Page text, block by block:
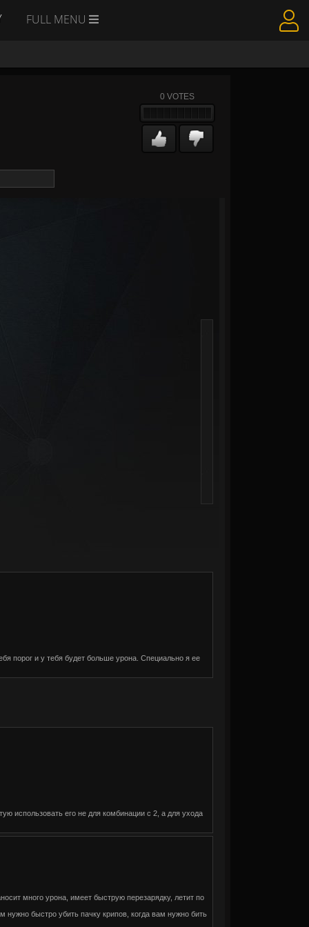
FULL MENU
0 VOTES
порог и у тебя будет больше урона. Специально я ее
использовать его не для комбинации с 2, а для ухода
много урона, имеет быструю перезарядку, летит по
нужно быстро убить пачку крипов, когда вам нужно бить